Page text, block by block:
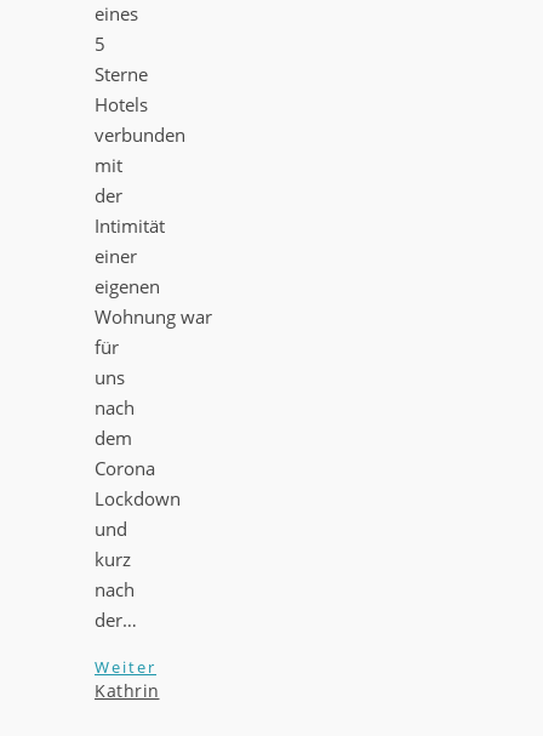
eines
5
Sterne
Hotels
verbunden
mit
der
Intimität
einer
eigenen
Wohnung war
für
uns
nach
dem
Corona
Lockdown
und
kurz
nach
der…
Weiter
Kathrin